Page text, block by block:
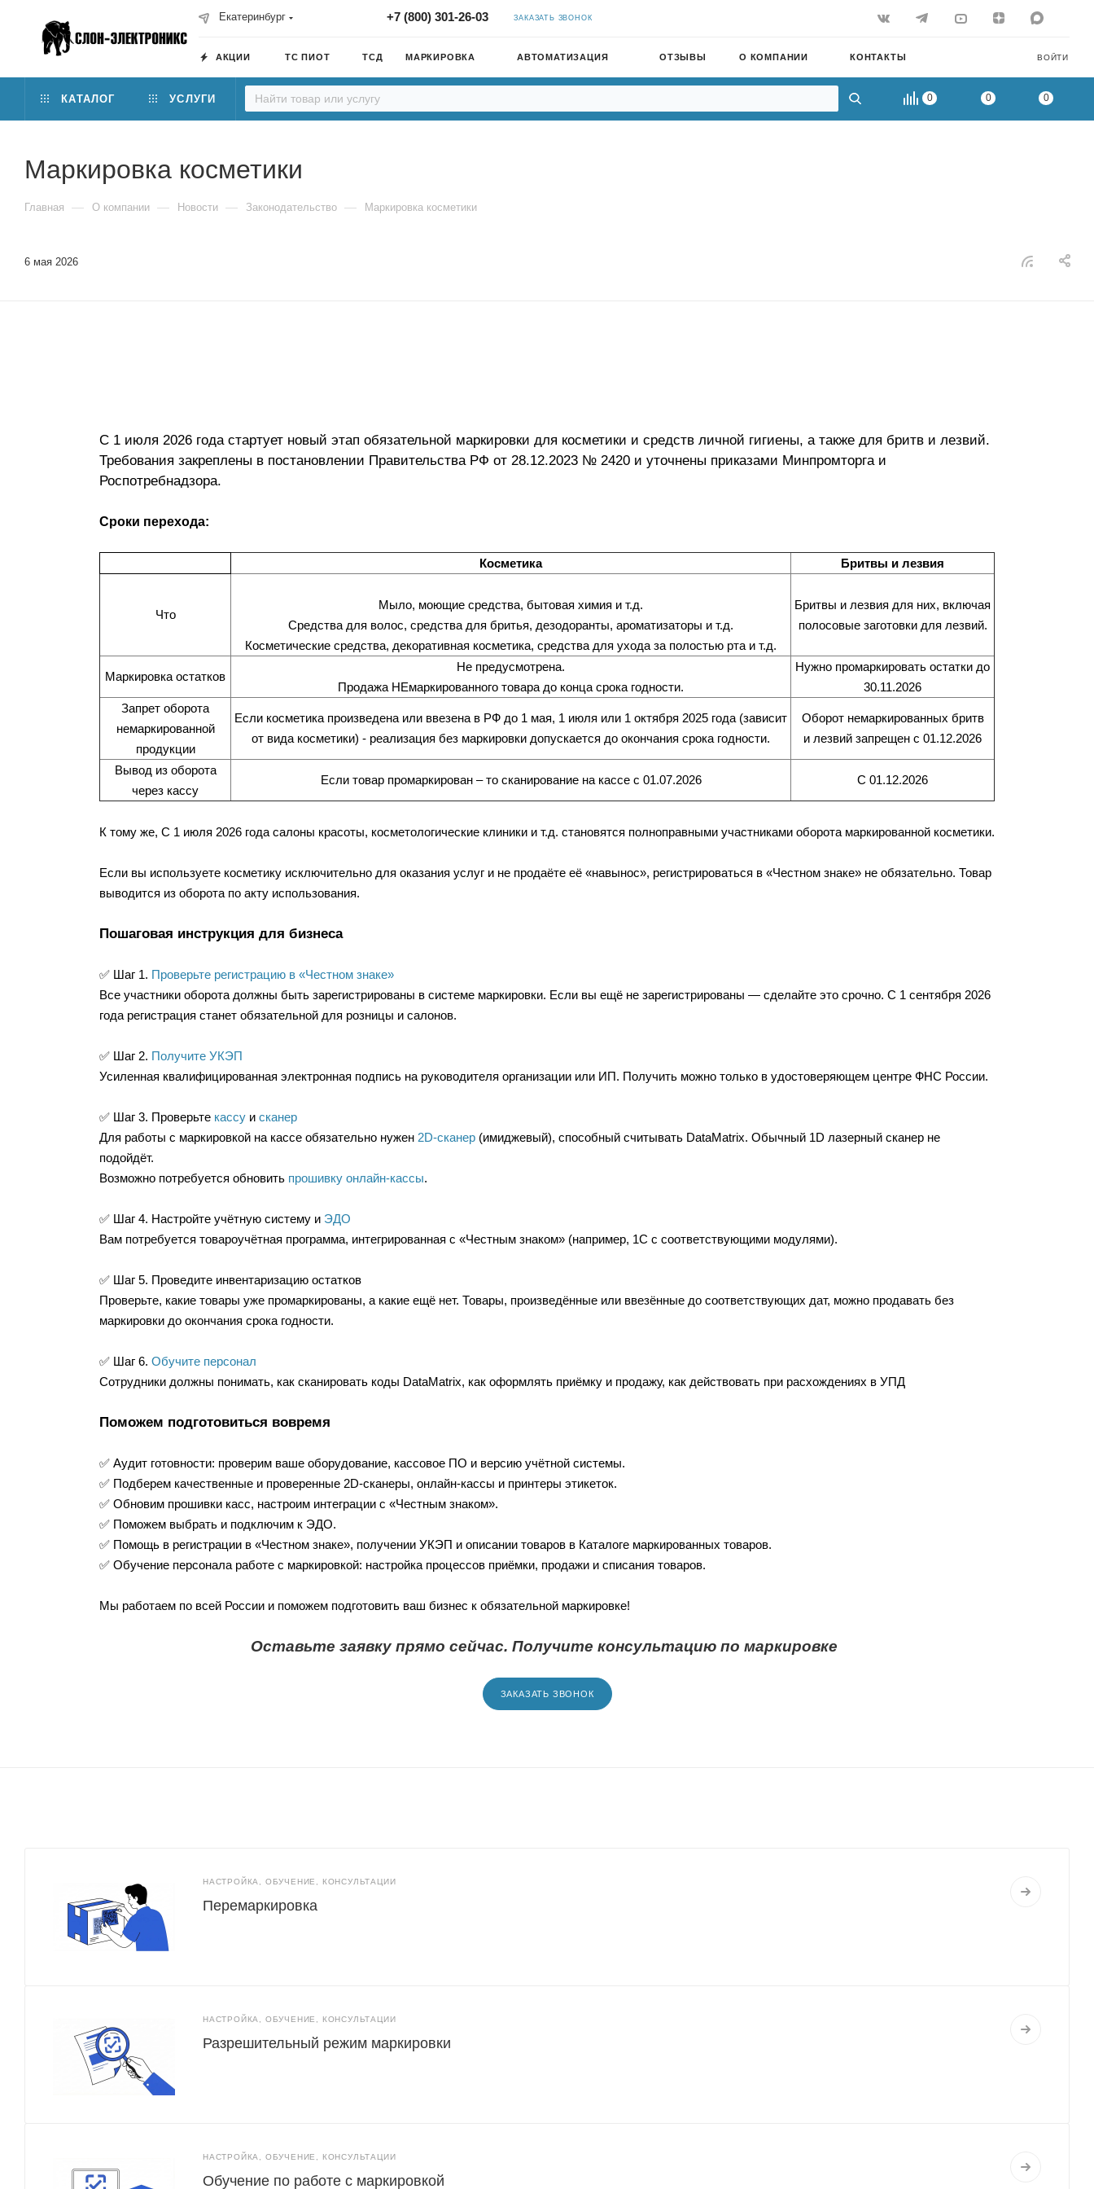
Екатеринбург +7 (800) 301-26-03 ЗАКАЗАТЬ ЗВОНОК
ВОЙТИ
АКЦИИ ТС ПИОТ ТСД МАРКИРОВКА АВТОМАТИЗАЦИЯ ОТЗЫВЫ О КОМПАНИИ КОНТАКТЫ
0 0 0
КАТАЛОГ УСЛУГИ
Маркировка косметики
Главная — О компании — Новости — Законодательство — Маркировка косметики
6 мая 2026
С 1 июля 2026 года стартует новый этап обязательной маркировки для косметики и средств личной гигиены, а также для бритв и лезвий.
Требования закреплены в постановлении Правительства РФ от 28.12.2023 № 2420 и уточнены приказами Минпромторга и
Роспотребнадзора.
Сроки перехода:
Косметика Бритвы и лезвия
Что
Мыло, моющие средства, бытовая химия и т.д.
Средства для волос, средства для бритья, дезодоранты, ароматизаторы и т.д.
Косметические средства, декоративная косметика, средства для ухода за полостью рта и т.д.
Бритвы и лезвия для них, включая
полосовые заготовки для лезвий.
Маркировка остатков
Не предусмотрена.
Продажа НЕмаркированного товара до конца срока годности.
Нужно промаркировать остатки до
30.11.2026
Запрет оборота
немаркированной
продукции
Если косметика произведена или ввезена в РФ до 1 мая, 1 июля или 1 октября 2025 года (зависит
от вида косметики) - реализация без маркировки допускается до окончания срока годности.
Оборот немаркированных бритв
и лезвий запрещен с 01.12.2026
Вывод из оборота
через кассу
Если товар промаркирован – то сканирование на кассе с 01.07.2026 С 01.12.2026
К тому же, С 1 июля 2026 года салоны красоты, косметологические клиники и т.д. становятся полноправными участниками оборота маркированной косметики.
Если вы используете косметику исключительно для оказания услуг и не продаёте её «навынос», регистрироваться в «Честном знаке» не обязательно. Товар
выводится из оборота по акту использования.
Пошаговая инструкция для бизнеса
✅ Шаг 1. Проверьте регистрацию в «Честном знаке»
Все участники оборота должны быть зарегистрированы в системе маркировки. Если вы ещё не зарегистрированы — сделайте это срочно. С 1 сентября 2026
года регистрация станет обязательной для розницы и салонов.
✅ Шаг 2. Получите УКЭП
Усиленная квалифицированная электронная подпись на руководителя организации или ИП. Получить можно только в удостоверяющем центре ФНС России.
✅ Шаг 3. Проверьте кассу и сканер
Для работы с маркировкой на кассе обязательно нужен 2D-сканер (имиджевый), способный считывать DataMatrix. Обычный 1D лазерный сканер не
подойдёт.
Возможно потребуется обновить прошивку онлайн-кассы.
✅ Шаг 4. Настройте учётную систему и ЭДО
Вам потребуется товароучётная программа, интегрированная с «Честным знаком» (например, 1С с соответствующими модулями).
✅ Шаг 5. Проведите инвентаризацию остатков
Проверьте, какие товары уже промаркированы, а какие ещё нет. Товары, произведённые или ввезённые до соответствующих дат, можно продавать без
маркировки до окончания срока годности.
✅ Шаг 6. Обучите персонал
Сотрудники должны понимать, как сканировать коды DataMatrix, как оформлять приёмку и продажу, как действовать при расхождениях в УПД
Поможем подготовиться вовремя
✅ Аудит готовности: проверим ваше оборудование, кассовое ПО и версию учётной системы.
✅ Подберем качественные и проверенные 2D-сканеры, онлайн-кассы и принтеры этикеток.
✅ Обновим прошивки касс, настроим интеграции с «Честным знаком».
✅ Поможем выбрать и подключим к ЭДО.
✅ Помощь в регистрации в «Честном знаке», получении УКЭП и описании товаров в Каталоге маркированных товаров.
✅ Обучение персонала работе с маркировкой: настройка процессов приёмки, продажи и списания товаров.
Мы работаем по всей России и поможем подготовить ваш бизнес к обязательной маркировке!
Оставьте заявку прямо сейчас. Получите консультацию по маркировке
ЗАКАЗАТЬ ЗВОНОК
НАСТРОЙКА, ОБУЧЕНИЕ, КОНСУЛЬТАЦИИ
Перемаркировка
НАСТРОЙКА, ОБУЧЕНИЕ, КОНСУЛЬТАЦИИ
Разрешительный режим маркировки
НАСТРОЙКА, ОБУЧЕНИЕ, КОНСУЛЬТАЦИИ
Обучение по работе с маркировкой